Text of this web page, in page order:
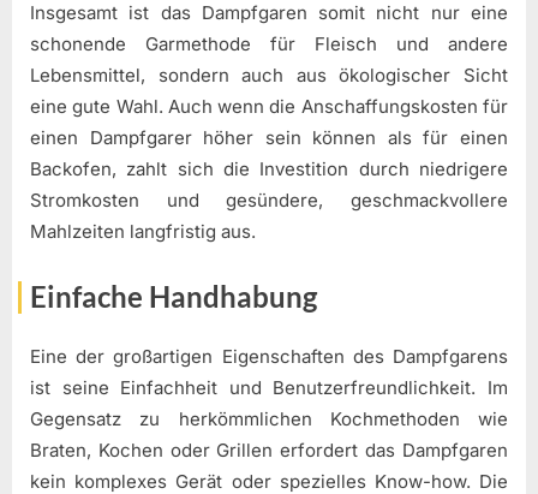
Insgesamt ist das Dampfgaren somit nicht nur eine
schonende Garmethode für Fleisch und andere
Lebensmittel, sondern auch aus ökologischer Sicht
eine gute Wahl. Auch wenn die Anschaffungskosten für
einen Dampfgarer höher sein können als für einen
Backofen, zahlt sich die Investition durch niedrigere
Stromkosten und gesündere, geschmackvollere
Mahlzeiten langfristig aus.
Einfache Handhabung
Eine der großartigen Eigenschaften des Dampfgarens
ist seine Einfachheit und Benutzerfreundlichkeit. Im
Gegensatz zu herkömmlichen Kochmethoden wie
Braten, Kochen oder Grillen erfordert das Dampfgaren
kein komplexes Gerät oder spezielles Know-how. Die